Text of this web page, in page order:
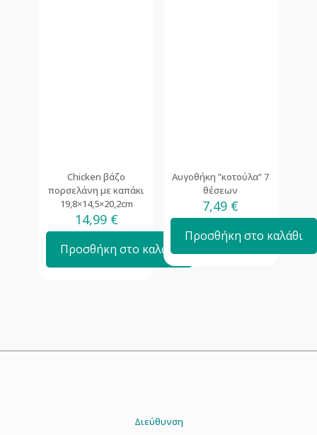
Chicken βάζο
πορσελάνη με καπάκι
19,8×14,5×20,2cm
14,99 €
Προσθήκη στο καλάθι
Αυγοθήκη ”κοτούλα” 7
θέσεων
7,49 €
Προσθήκη στο καλάθι
Διεύθυνση